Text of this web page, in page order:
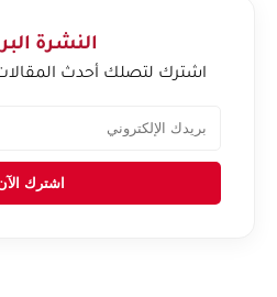
النشرة
اشترك لتصلك أحدث
اشترك